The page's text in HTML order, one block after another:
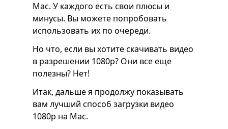
Mac. У каждого есть свои плюсы и
минусы. Вы можете попробовать
использовать их по очереди.
Но что, если вы хотите скачивать видео
в разрешении 1080p? Они все еще
полезны? Нет!
Итак, дальше я продолжу показывать
вам лучший способ загрузки видео
1080p на Mac.